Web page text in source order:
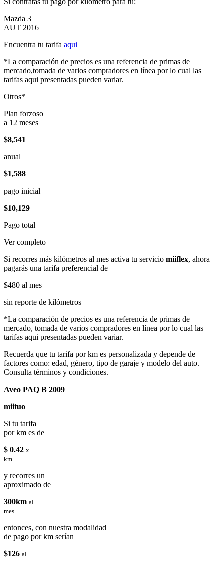
Mazda 3
AUT 2016
Encuentra tu tarifa aqui
*La comparación de precios es una referencia de primas de
mercado,tomada de varios compradores en línea por lo cual las
tarifas aqui presentadas pueden variar.
Otros*
Plan forzoso
a 12 meses
$8,541
anual
$1,588
pago inicial
$10,129
Pago total
Ver completo
Si recorres más kilómetros al mes activa tu servicio miiflex, ahora
pagarás una tarifa preferencial de
$480 al mes
sin reporte de kilómetros
*La comparación de precios es una referencia de primas de
mercado, tomada de varios compradores en línea por lo cual las
tarifas aqui presentadas pueden variar.
Recuerda que tu tarifa por km es personalizada y depende de
factores como: edad, género, tipo de garaje y modelo del auto.
Consulta términos y condiciones.
Aveo PAQ B 2009
miituo
Si tu tarifa
por km es de
$ 0.42 x
km
y recorres un
aproximado de
300km al
mes
entonces, con nuestra modalidad
de pago por km serían
$126 al